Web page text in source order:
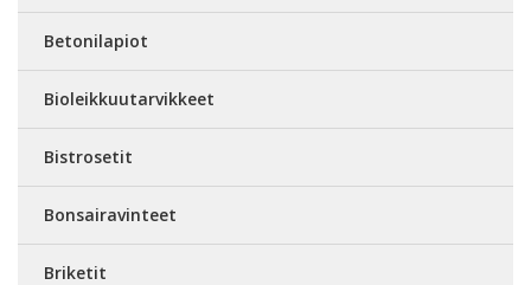
Betonilapiot
Bioleikkuutarvikkeet
Bistrosetit
Bonsairavinteet
Briketit